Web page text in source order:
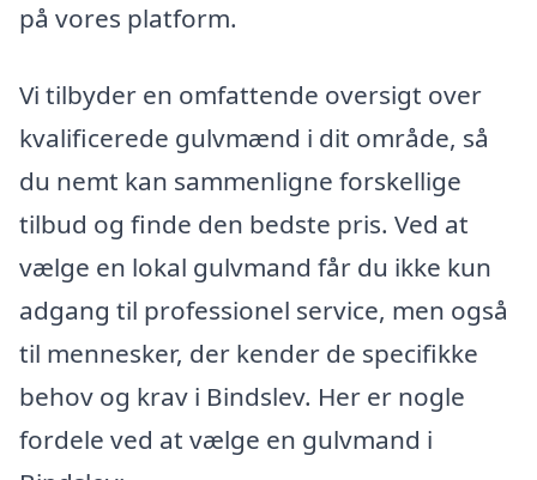
på vores platform.
Vi tilbyder en omfattende oversigt over
kvalificerede gulvmænd i dit område, så
du nemt kan sammenligne forskellige
tilbud og finde den bedste pris. Ved at
vælge en lokal gulvmand får du ikke kun
adgang til professionel service, men også
til mennesker, der kender de specifikke
behov og krav i Bindslev. Her er nogle
fordele ved at vælge en gulvmand i